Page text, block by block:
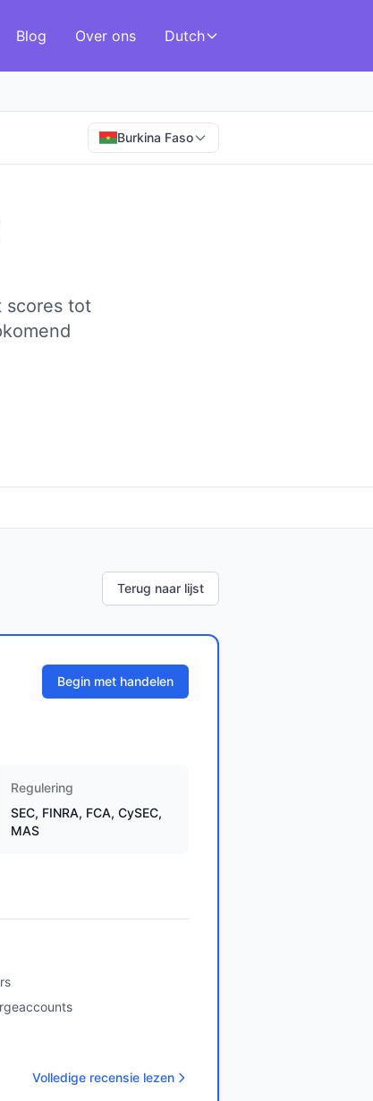
Blog Over ons Dutch
Burkina Faso
scores tot
Terug naar lijst
Begin met handelen
Regulering
SEC, FINRA, FCA, CySEC,
MAS
Volledige recensie lezen